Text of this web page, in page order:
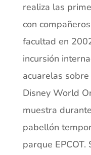
realiza las
con
facultad en
incursión
acuarelas
Disney World
muestra
pabellón
parque EPCOT.